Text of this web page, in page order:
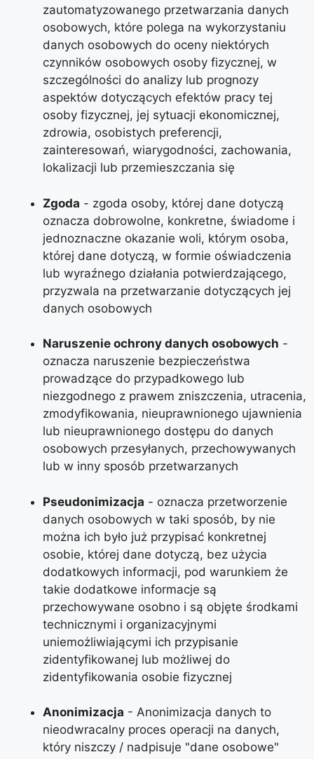
zautomatyzowanego przetwarzania danych
osobowych, które polega na wykorzystaniu
danych osobowych do oceny niektórych
czynników osobowych osoby fizycznej, w
szczególności do analizy lub prognozy
aspektów dotyczących efektów pracy tej
osoby fizycznej, jej sytuacji ekonomicznej,
zdrowia, osobistych preferencji,
zainteresowań, wiarygodności, zachowania,
lokalizacji lub przemieszczania się
Zgoda - zgoda osoby, której dane dotyczą
oznacza dobrowolne, konkretne, świadome i
jednoznaczne okazanie woli, którym osoba,
której dane dotyczą, w formie oświadczenia
lub wyraźnego działania potwierdzającego,
przyzwala na przetwarzanie dotyczących jej
danych osobowych
Naruszenie ochrony danych osobowych -
oznacza naruszenie bezpieczeństwa
prowadzące do przypadkowego lub
niezgodnego z prawem zniszczenia, utracenia,
zmodyfikowania, nieuprawnionego ujawnienia
lub nieuprawnionego dostępu do danych
osobowych przesyłanych, przechowywanych
lub w inny sposób przetwarzanych
Pseudonimizacja - oznacza przetworzenie
danych osobowych w taki sposób, by nie
można ich było już przypisać konkretnej
osobie, której dane dotyczą, bez użycia
dodatkowych informacji, pod warunkiem że
takie dodatkowe informacje są
przechowywane osobno i są objęte środkami
technicznymi i organizacyjnymi
uniemożliwiającymi ich przypisanie
zidentyfikowanej lub możliwej do
zidentyfikowania osobie fizycznej
Anonimizacja - Anonimizacja danych to
nieodwracalny proces operacji na danych,
który niszczy / nadpisuje "dane osobowe"